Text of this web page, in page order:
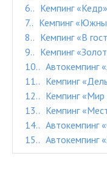
6.
Кемпинг
7.
Кемпинг
8.
Кемпинг «В
9.
Кемпинг
10.
Автокемпинг
11.
Кемпинг
12.
Кемпинг
13.
Кемпинг
14.
Автокемпинг
15.
Автокемпинг